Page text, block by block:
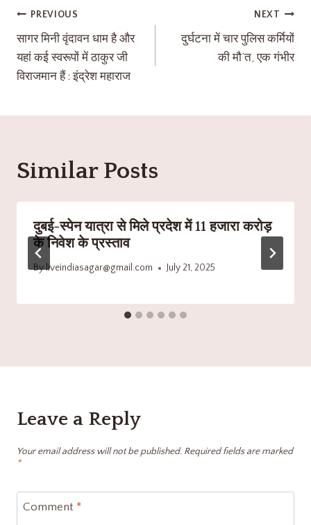
PREVIOUS
सागर मिनी वृंदावन धाम है और
यहां कई स्वरूपों में ठाकुर जी
विराजमान हैं : इंद्रेश महाराज
NEXT
दुर्घटना में चार पुलिस कर्मियों
की मौ’त, एक गंभीर
Similar Posts
दुबई-स्पेन यात्रा से मिले प्रदेश में 11 हजारा करोड़
के निवेश के प्रस्ताव
Byliveindiasagar@gmail.com July 21, 2025
Leave a Reply
Your email address will not be published. Required fields are marked
*
Comment *